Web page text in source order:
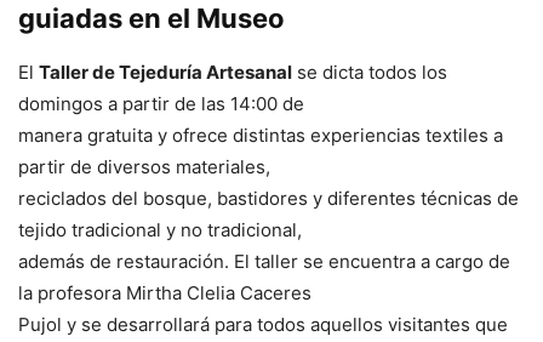
guiadas en el Museo
El Taller de Tejeduría Artesanal se dicta todos los
domingos a partir de las 14:00 de
manera gratuita y ofrece distintas experiencias textiles a
partir de diversos materiales,
reciclados del bosque, bastidores y diferentes técnicas de
tejido tradicional y no tradicional,
además de restauración. El taller se encuentra a cargo de
la profesora Mirtha Clelia Caceres
Pujol y se desarrollará para todos aquellos visitantes que